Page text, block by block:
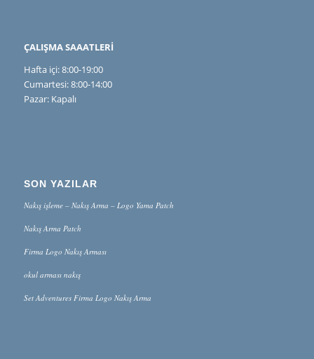
ÇALIŞMA SAAATLERİ
Hafta içi: 8:00-19:00
Cumartesi: 8:00-14:00
Pazar: Kapalı
SON YAZILAR
Nakış işleme – Nakış Arma – Logo Yama Patch
Nakış Arma Patch
Firma Logo Nakış Arması
okul arması nakış
Set Adventures Firma Logo Nakış Arma